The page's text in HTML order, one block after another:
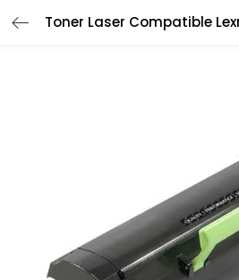
CONNEXION
Se souvenir de moi
Connexion